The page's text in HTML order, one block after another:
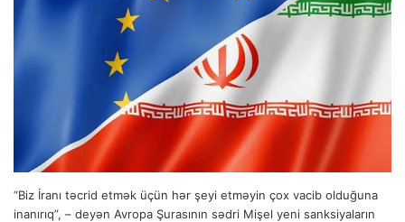
“Biz İranı təcrid etmək üçün hər şeyi etməyin çox vacib olduğuna
inanırıq”, – deyən Avropa Şurasının sədri Mişel yeni sanksiyaların